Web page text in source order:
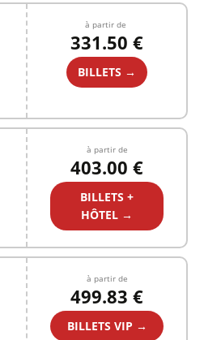
à partir de
331.50 €
BILLETS →
à partir de
403.00 €
BILLETS +
HÔTEL →
à partir de
499.83 €
BILLETS VIP →